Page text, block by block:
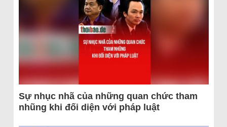
Sự nhục nhã của những quan chức tham
nhũng khi đối diện với pháp luật